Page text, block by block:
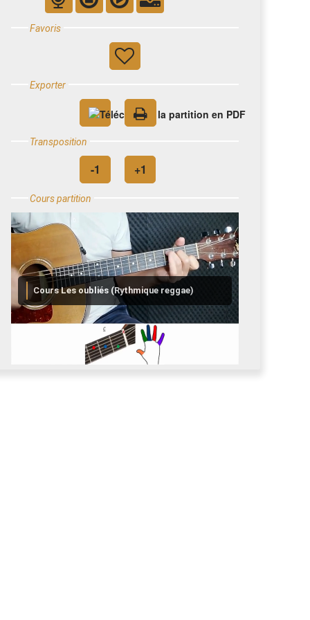
Favoris
Exporter
Transposition
Cours partition
Cours Les oubliés (Rythmique reggae)